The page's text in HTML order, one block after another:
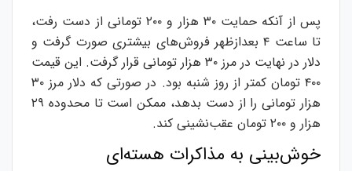
پس از آنکه حمایت ۳۰ هزار و ۲۰۰ تومانی از دست رفت،
تا ساعت ۴ بعدازظهر فروش‌های بیشتری صورت گرفت و
دلار در نهایت در مرز ۳۰ هزار تومانی قرار گرفت. این قیمت
۴۰۰ تومان کمتر از روز شنبه بود. در صورتی که دلار مرز ۳۰
هزار تومانی را از دست بدهد، ممکن است تا محدوده ۲۹
هزار و ۲۰۰ تومان عقب‌نشینی کند.
خوش‌بینی به مذاکرات هسته‌ای